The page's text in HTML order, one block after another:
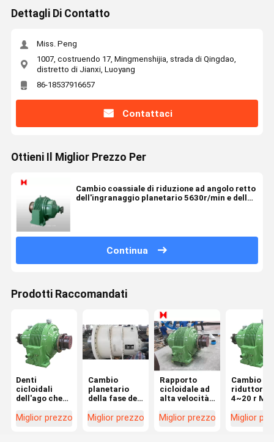
Dettagli Di Contatto
Miss. Peng
1007, costruendo 17, Mingmenshijia, strada di Qingdao,
distretto di Jianxi, Luoyang
86-18537916657
Contattaci
Ottieni Il Miglior Prezzo Per
Cambio coassiale di riduzione ad angolo retto
dell'ingranaggio planetario 5630r/min e della
Continua
Prodotti Raccomandati
Denti
cicloidali
dell'ago che
kn*m
Miglior prezzo
Cambio
planetario
della fase del
dell'ingranaggio
Miglior prezzo
Rapporto
cicloidale ad
alta velocità
50-125 di
Miglior prezzo
Cambio del
riduttore
4~20 r Min
Planetary
Miglior